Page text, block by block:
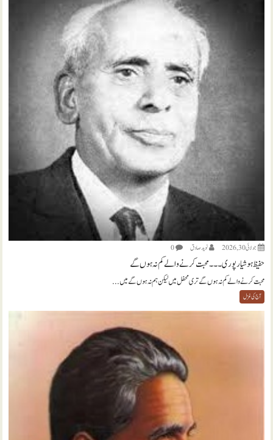
جولائی 30, 2026 نويد صادق 0
حفیظ ہوشیارپوری ۔۔۔ محبت کرنے والے کم نہ ہوں گے
محبت کرنے والے کم نہ ہوں گے تری محفل میں لیکن ہم نہ ہوں گے میں...
آج کی غزل